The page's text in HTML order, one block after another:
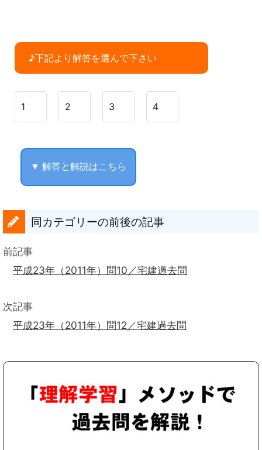
♪下記より解答を選んで下さい
1 2 3 4
▼ 解答と解説はこちら
同カテゴリーの前後の記事
前記事
平成23年（2011年）問10／宅建過去問
次記事
平成23年（2011年）問12／宅建過去問